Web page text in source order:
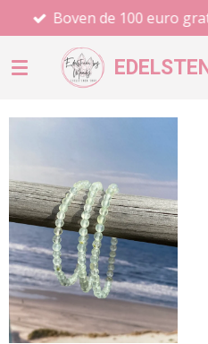
direct
naar
Boven de 100 euro